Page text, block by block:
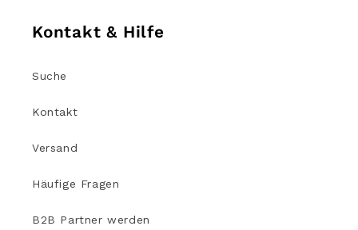
Kontakt & Hilfe
Suche
Kontakt
Versand
Häufige Fragen
B2B Partner werden